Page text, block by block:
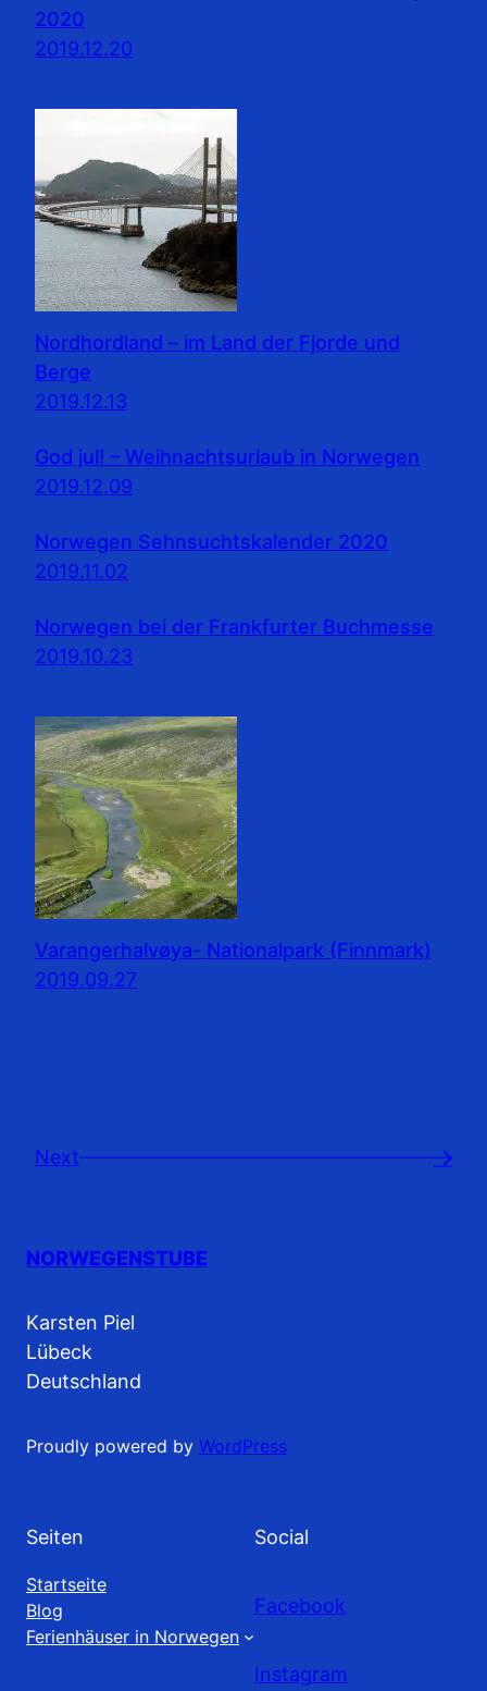
2020
2019.12.20
Nordhordland – im Land der Fjorde und
Berge
2019.12.13
God jul! – Weihnachtsurlaub in Norwegen
2019.12.09
Norwegen Sehnsuchtskalender 2020
2019.11.02
Norwegen bei der Frankfurter Buchmesse
2019.10.23
Varangerhalvøya- Nationalpark (Finnmark)
2019.09.27
Next →
NORWEGENSTUBE
Karsten Piel
Lübeck
Deutschland
Proudly powered by WordPress
Seiten
Startseite
Blog
Ferienhäuser in Norwegen
Social
Facebook
Instagram